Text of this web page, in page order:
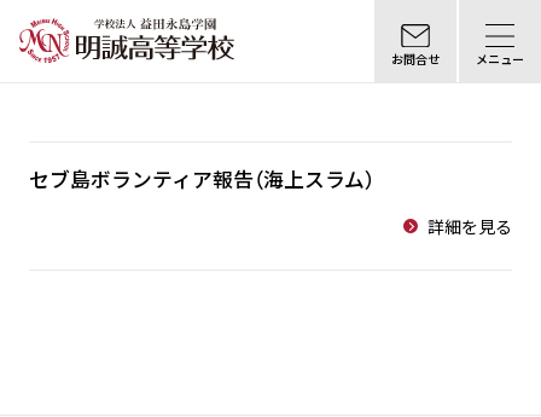
お問合せ メニュー
セブ島ボランティア報告（海上スラム）
詳細を見る